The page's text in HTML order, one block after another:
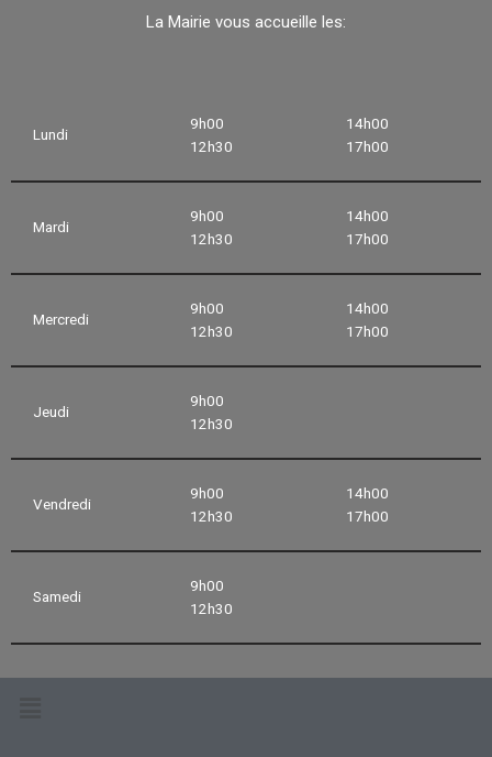
La Mairie vous accueille les:
Lundi
9h00
12h30
14h00
17h00
Mardi
9h00
12h30
14h00
17h00
Mercredi
9h00
12h30
14h00
17h00
Jeudi
9h00
12h30
Vendredi
9h00
12h30
14h00
17h00
Samedi
9h00
12h30